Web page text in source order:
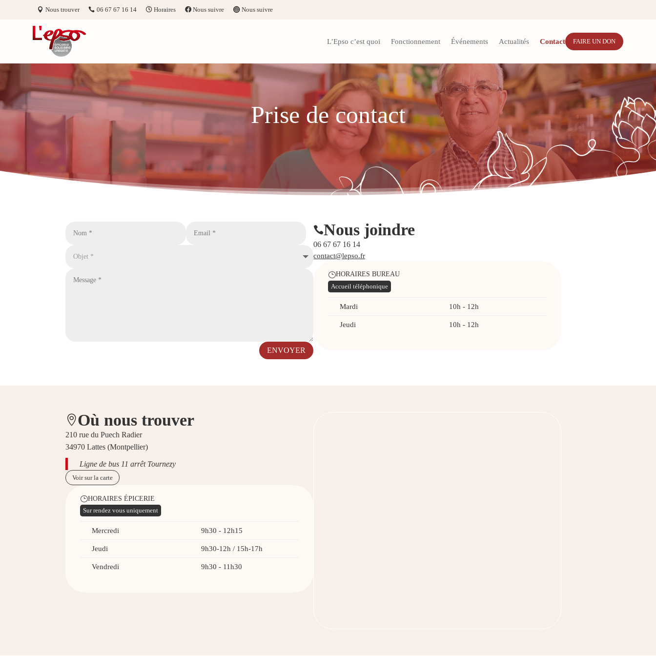
Nous trouver 06 67 67 16 14 Horaires Nous suivre Nous suivre
L’Epso c’est quoi Fonctionnement Événements Actualités Contact FAIRE UN DON
Prise de contact
ENVOYER
Nous joindre
06 67 67 16 14
contact@lepso.fr
}HORAIRES BUREAU
Accueil téléphonique
Mardi 10h - 12h
Jeudi 10h - 12h
Où nous trouver
210 rue du Puech Radier
34970 Lattes (Montpellier)
Ligne de bus 11 arrêt Tournezy
Voir sur la carte
}HORAIRES ÉPICERIE
Sur rendez vous uniquement
Mercredi 9h30 - 12h15
Jeudi 9h30-12h / 15h-17h
Vendredi 9h30 - 11h30